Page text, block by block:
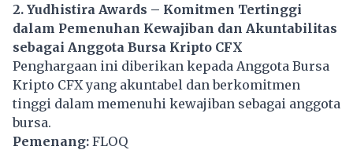
2. Yudhistira Awards – Komitmen Tertinggi
dalam Pemenuhan Kewajiban dan Akuntabilitas
sebagai Anggota Bursa Kripto CFX
Penghargaan ini diberikan kepada Anggota Bursa
Kripto CFX yang akuntabel dan berkomitmen
tinggi dalam memenuhi kewajiban sebagai anggota
bursa.
Pemenang: FLOQ